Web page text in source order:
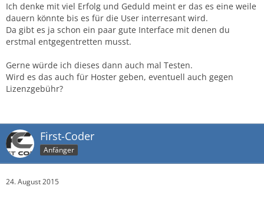
Ich denke mit viel Erfolg und Geduld meint er das es eine weile
dauern könnte bis es für die User interresant wird.
Da gibt es ja schon ein paar gute Interface mit denen du
erstmal entgegentretten musst.
Gerne würde ich dieses dann auch mal Testen.
Wird es das auch für Hoster geben, eventuell auch gegen
Lizenzgebühr?
First-Coder
Anfänger
24. August 2015